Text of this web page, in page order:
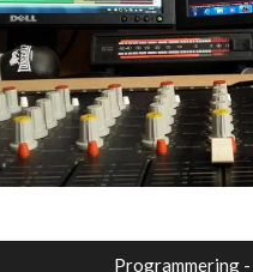
Programmering -